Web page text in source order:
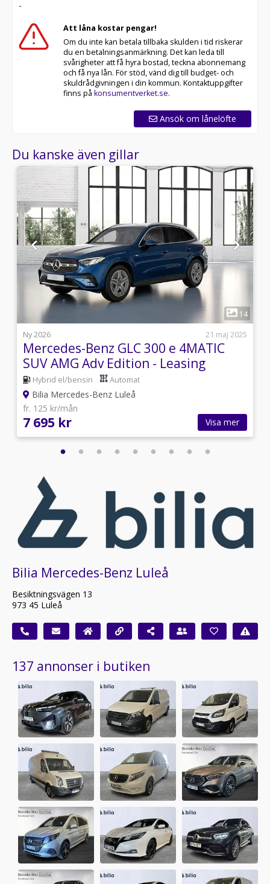
-
Att låna kostar pengar!
Om du inte kan betala tillbaka skulden i tid riskerar
du en betalningsanmärkning. Det kan leda till
svårigheter att få hyra bostad, teckna abonnemang
och få nya lån. För stöd, vänd dig till budget- och
skuldrådgivningen i din kommun. Kontaktuppgifter
finns på konsumentverket.se.
Ansök om lånelöfte
Du kanske även gillar
14
Ny 2026
21 maj 2025
Mercedes-Benz GLC 300 e 4MATIC
SUV AMG Adv Edition - Leasing
Hybrid el/bensin Automat
Bilia Mercedes-Benz Luleå
fr. 125 kr/mån
7 695 kr Visa mer
Bilia Mercedes-Benz Luleå
Besiktningsvägen 13
973 45 Luleå
137 annonser i butiken